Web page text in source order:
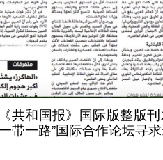
和国报》国际版整版刊
带一路”国际合作论坛寻